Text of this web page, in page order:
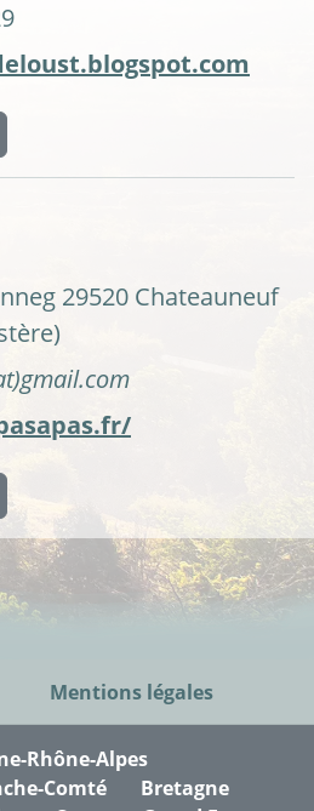
29520 Chateauneuf
Mentions légales
Rhône-Alpes
Comté
Bretagne